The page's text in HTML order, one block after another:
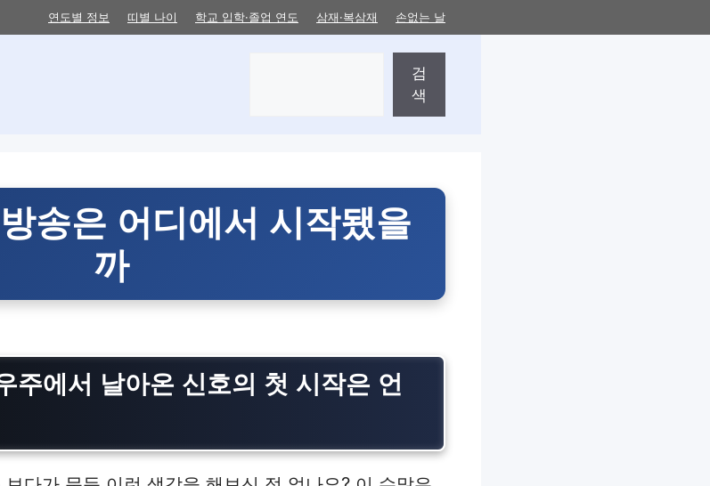
연도별 정보 띠별 나이 학교 입학·졸업 연도 삼재·복삼재 손없는 날
검
색
송은 어디에서 시작됐을
까
주에서 날아온 신호의 첫 시작은 언